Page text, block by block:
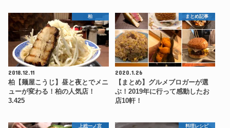
柏
2018.12.11
柏【麺屋こうじ】昼と夜とでメニ
ューが変わる！柏の人気店！
3.425
まとめ記事
2020.1.26
【まとめ】グルメブロガーが選
ぶ！2019年に行って感動したお
店10軒！
上総一ノ宮 料理レシピ